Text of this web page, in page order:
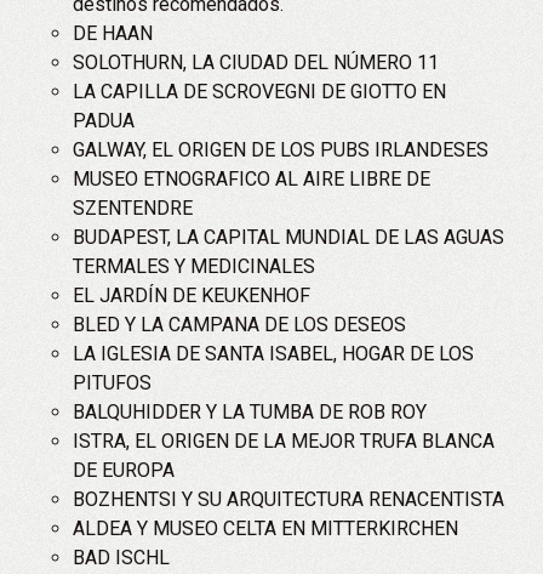
DE HAAN
SOLOTHURN, LA CIUDAD DEL NÚMERO 11
LA CAPILLA DE SCROVEGNI DE GIOTTO EN
PADUA
GALWAY, EL ORIGEN DE LOS PUBS IRLANDESES
MUSEO ETNOGRAFICO AL AIRE LIBRE DE
SZENTENDRE
BUDAPEST, LA CAPITAL MUNDIAL DE LAS AGUAS
TERMALES Y MEDICINALES
EL JARDÍN DE KEUKENHOF
BLED Y LA CAMPANA DE LOS DESEOS
LA IGLESIA DE SANTA ISABEL, HOGAR DE LOS
PITUFOS
BALQUHIDDER Y LA TUMBA DE ROB ROY
ISTRA, EL ORIGEN DE LA MEJOR TRUFA BLANCA
DE EUROPA
BOZHENTSI Y SU ARQUITECTURA RENACENTISTA
ALDEA Y MUSEO CELTA EN MITTERKIRCHEN
BAD ISCHL